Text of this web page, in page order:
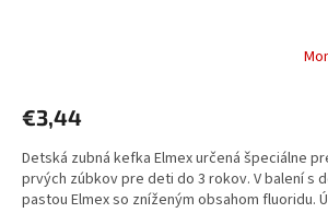
€3,44
Detská zubná kefka Elmex určená špeciálne
prvých zúbkov pre deti do 3 rokov. V balení s
pastou Elmex so zníženým obsahom fluoridu.